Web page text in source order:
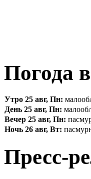
Погода
Утро 25 авг, Пн:
День 25 авг, Пн:
Вечер 25 авг, Пн:
Ночь 26 авг, Вт:
Пресс-